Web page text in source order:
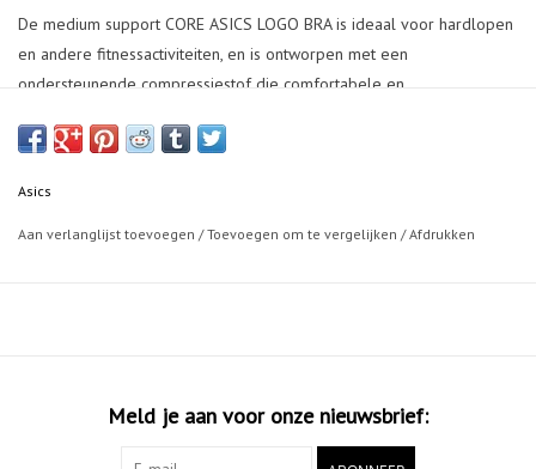
De medium support CORE ASICS LOGO BRA is ideaal voor hardlopen
en andere fitnessactiviteiten, en is ontworpen met een
ondersteunende compressiestof die comfortabele en
technologie die de bewegingen opvangt, terwijl de steunband is
Asics
Aan verlanglijst toevoegen /Toevoegen om te vergelijken /Afdrukken
Meld je aan voor onze nieuwsbrief: